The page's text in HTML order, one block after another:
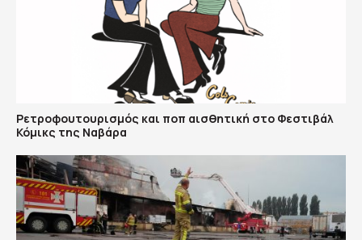
Ρετροφουτουρισμός και ποπ αισθητική στο Φεστιβάλ
Κόμικς της Ναβάρα